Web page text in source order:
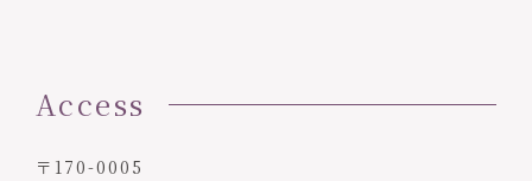
Access
〒170-0005